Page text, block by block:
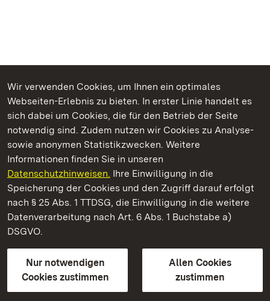
Wir verwenden Cookies, um Ihnen ein optimales
Webseiten-Erlebnis zu bieten. In erster Linie handelt es
sich dabei um Cookies, die für den Betrieb der Seite
notwendig sind. Zudem nutzen wir Cookies zu Analyse-
sowie anonymen Statistikzwecken. Weitere
Informationen finden Sie in unseren
Datenschutzhinweisen. Ihre Einwilligung in die
Speicherung der Cookies und den Zugriff darauf erfolgt
nach § 25 Abs. 1 TTDSG, die Einwilligung in die weitere
Datenverarbeitung nach Art. 6 Abs. 1 Buchstabe a)
DSGVO.
Nur notwendigen
Cookies zustimmen
Allen Cookies
zustimmen
Kommen. Staunen. Genießen.
Schloss Favorite Rastatt
Staatliche Schlösser und Gärten Baden-Württemberg
Kontakt
GebärdenspracheLeichte Sprache
Erklärung zur Barrierefreiheit
BITV-konform (geprüfte Seiten)